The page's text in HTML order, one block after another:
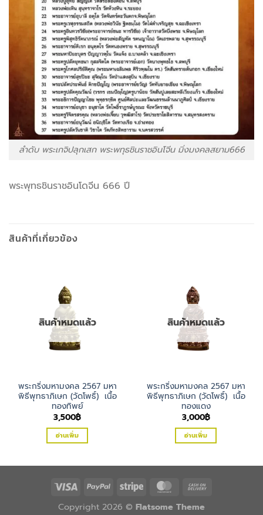
ลำดับ พระเกจิปลุกเสก พระพทุธชินราชอินโจีน มิ่งมงคลสยาม666
พระพุทธชินราชอินโดจีน 666 ปี
สินค้าที่เกี่ยวข้อง
สินค้าหมดแล้ว
พระกริ่งมหามงคล 2567 มหา
พิธีพุทธาภิเษก (วัดโพธิ์) เนื้อ
ทองทิพย์
3,500฿
อ่านเพิ่ม
สินค้าหมดแล้ว
พระกริ่งมหามงคล 2567 มหา
พิธีพุทธาภิเษก (วัดโพธิ์) เนื้อ
ทองแดง
3,000฿
อ่านเพิ่ม
Copyright 2026 © Flatsome Theme